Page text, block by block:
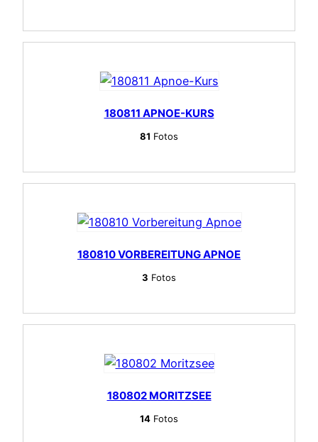
180811 APNOE-KURS
81 Fotos
180810 VORBEREITUNG APNOE
3 Fotos
180802 MORITZSEE
14 Fotos